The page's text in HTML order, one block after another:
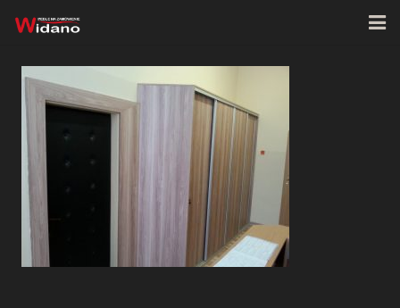
Strona główna
O firmie
Oferta
Realizacje
Kontakt